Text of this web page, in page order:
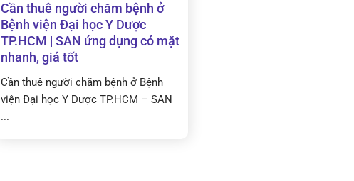
Cần thuê người chăm bệnh ở
Bệnh viện Đại học Y Dược
TP.HCM | SAN ứng dụng có mặt
nhanh, giá tốt
Cần thuê người chăm bệnh ở Bệnh
viện Đại học Y Dược TP.HCM – SAN
...